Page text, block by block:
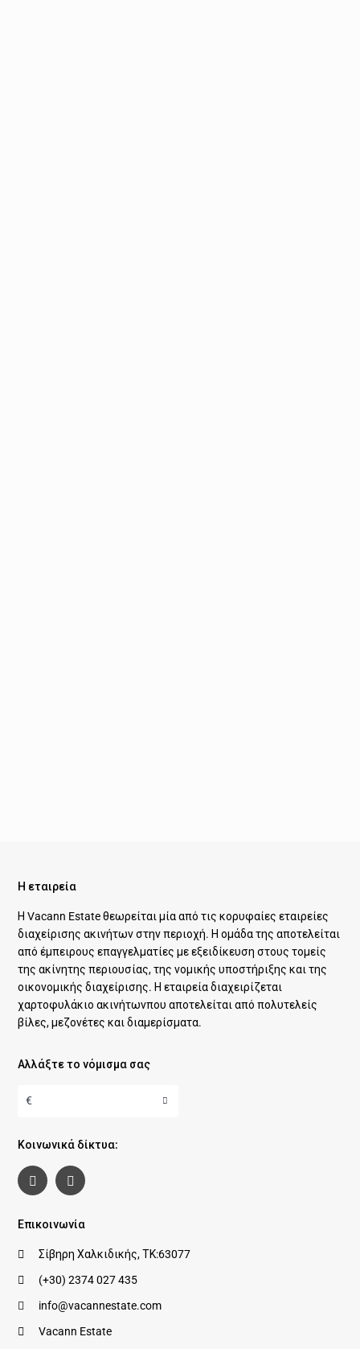
Η εταιρεία
Η Vacann Estate θεωρείται μία από τις κορυφαίες εταιρείες
διαχείρισης ακινήτων στην περιοχή. Η ομάδα της αποτελείται
από έμπειρους επαγγελματίες με εξειδίκευση στους τομείς
της ακίνητης περιουσίας, της νομικής υποστήριξης και της
οικονομικής διαχείρισης. Η εταιρεία διαχειρίζεται
χαρτοφυλάκιο ακινήτωνπου αποτελείται από πολυτελείς
βίλες, μεζονέτες και διαμερίσματα.
Αλλάξτε το νόμισμα σας
€
Κοινωνικά δίκτυα:
Επικοινωνία
Σίβηρη Χαλκιδικής, ΤΚ:63077
(+30) 2374 027 435
info@vacannestate.com
Vacann Estate